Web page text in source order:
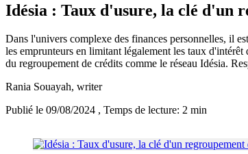
Idésia : Taux d'usure, la clé d'un
Dans l'univers complexe des finances personnelles, il
les emprunteurs en limitant légalement les taux
du regroupement de crédits comme le réseau Idésia.
Rania Souayah, writer
Publié le 09/08/2024 , Temps de lecture: 2 min